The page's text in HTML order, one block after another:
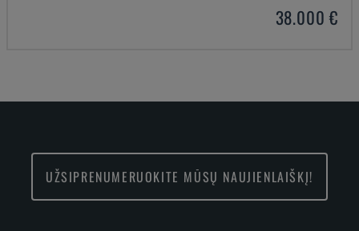
38.000 €
UŽSIPRENUMERUOKITE MŪSŲ NAUJIENLAIŠKĮ!